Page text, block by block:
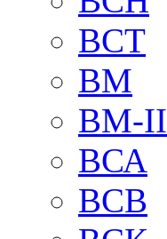
BCT
BM
BM-II
ВСА
ВСВ